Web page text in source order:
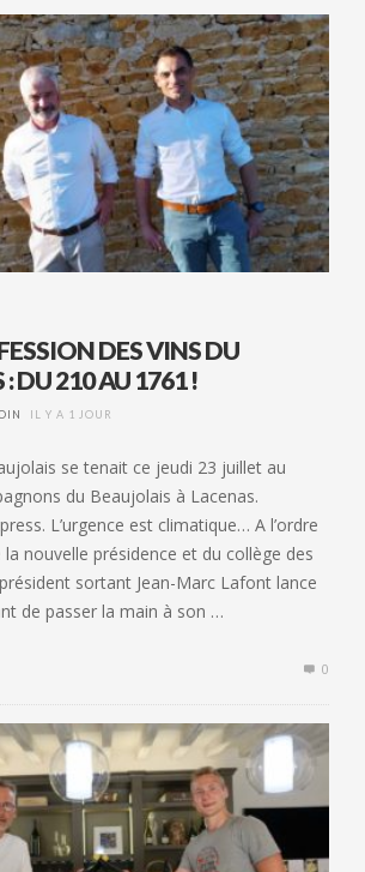
DES VINS DU
DU 210 AU 1761 !
IL Y A 1 JOUR
se tenait ce jeudi 23 juillet au
du Beaujolais à Lacenas.
L’urgence est climatique… A l’ordre
nouvelle présidence et du collège des
sortant Jean-Marc Lafont lance
de passer la main à son …
0